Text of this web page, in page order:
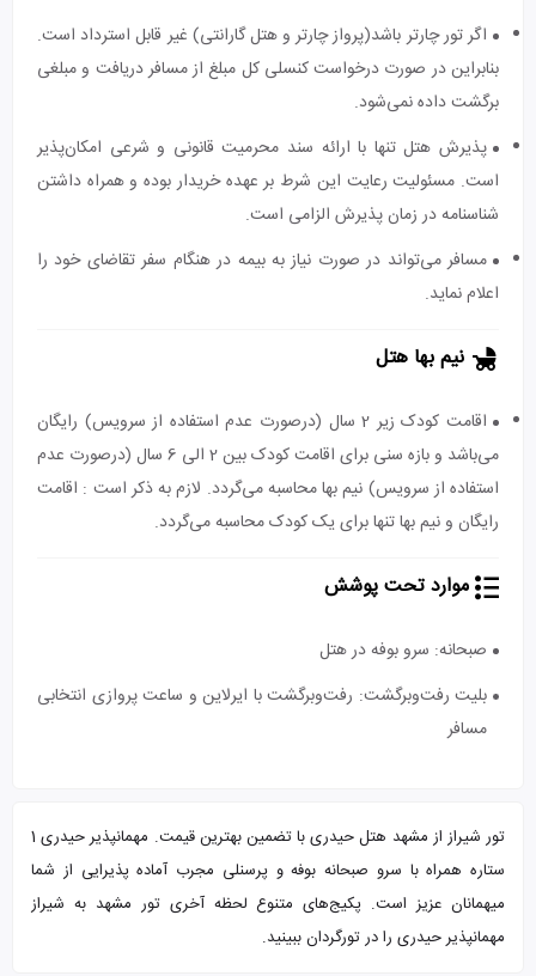
اگر تور چارتر باشد(پرواز چارتر و هتل گارانتی) غیر قابل استرداد است.
بنابراین در صورت درخواست کنسلی کل مبلغ از مسافر دریافت و مبلغی
برگشت داده نمی‌شود.
پذیرش هتل تنها با ارائه سند محرمیت قانونی و شرعی امکان‌پذیر
است. مسئولیت رعایت این شرط بر عهده خریدار بوده و همراه داشتن
شناسنامه در زمان پذیرش الزامی است.
مسافر می‌تواند در صورت نیاز به بیمه در هنگام سفر تقاضای خود را
اعلام نماید.
نیم بها هتل
اقامت کودک زیر 2 سال (درصورت عدم استفاده از سرویس) رایگان
می‌باشد و بازه سنی برای اقامت کودک بین 2 الی 6 سال (درصورت عدم
استفاده از سرویس) نیم بها محاسبه می‌گردد. لازم به ذکر است : اقامت
رایگان و نیم بها تنها برای یک کودک محاسبه می‌گردد.
موارد تحت پوشش
صبحانه: سرو بوفه در هتل
بلیت رفت‌و‌برگشت: رفت‌و‌برگشت با ایرلاین و ساعت پروازی انتخابی
مسافر
تور شیراز از مشهد هتل حیدری با تضمین بهترین قیمت. مهمانپذیر حیدری 1
ستاره همراه با سرو صبحانه بوفه و پرسنلی مجرب آماده پذیرایی از شما
میهمانان عزیز است. پکیج‌های متنوع لحظه آخری تور مشهد به شیراز
مهمانپذیر حیدری را در تورگردان ببینید.